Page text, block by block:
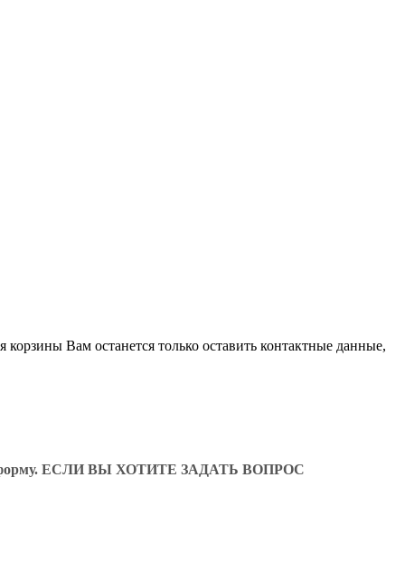
корзины Вам останется только оставить контактные данные,
форму. ЕСЛИ ВЫ ХОТИТЕ ЗАДАТЬ ВОПРОС